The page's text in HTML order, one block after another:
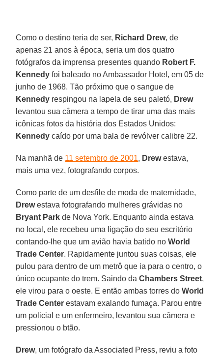
Como o destino teria de ser, Richard Drew, de
apenas 21 anos à época, seria um dos quatro
fotógrafos da imprensa presentes quando Robert F.
Kennedy foi baleado no Ambassador Hotel, em 05 de
junho de 1968. Tão próximo que o sangue de
Kennedy respingou na lapela de seu paletó, Drew
levantou sua câmera a tempo de tirar uma das mais
icônicas fotos da história dos Estados Unidos:
Kennedy caído por uma bala de revólver calibre 22.
Na manhã de 11 setembro de 2001, Drewestava,
mais uma vez, fotografando corpos.
Como parte de um desfile de moda de maternidade,
Drewestava fotografando mulheres grávidas no
Bryant Park de Nova York. Enquanto ainda estava
no local, ele recebeu uma ligação do seu escritório
contando-lhe que um avião havia batido noWorld
Trade Center. Rapidamente juntou suas coisas, ele
pulou para dentro de um metrô que ia para o centro, o
único ocupante do trem. Saindo daChambers Street,
ele virou para o oeste. E então ambas torres doWorld
Trade Center estavam exalando fumaça. Parou entre
um policial e um enfermeiro, levantou sua câmera e
pressionou o btão.
Drew, um fotógrafo da Associated Press, reviu a foto